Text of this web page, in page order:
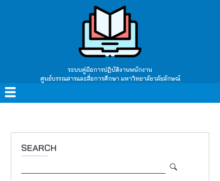
ระบบคู่มือการปฏิบัติงานพนักงาน
ศูนย์บรรณสารและสื่อการศึกษา มหาวิทยาลัยวลัยลักษณ์
Main
SEARCH